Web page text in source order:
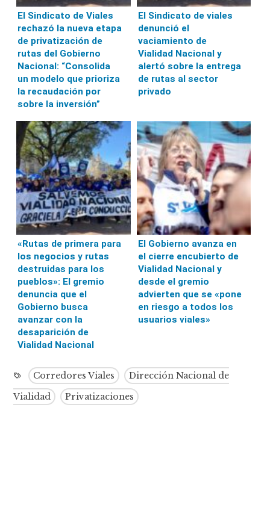
El Sindicato de Viales
rechazó la nueva etapa
de privatización de
rutas del Gobierno
Nacional: “Consolida
un modelo que prioriza
la recaudación por
sobre la inversión”
El Sindicato de viales
denunció el
vaciamiento de
Vialidad Nacional y
alertó sobre la entrega
de rutas al sector
privado
«Rutas de primera para
los negocios y rutas
destruidas para los
pueblos»: El gremio
denuncia que el
Gobierno busca
avanzar con la
desaparición de
Vialidad Nacional
El Gobierno avanza en
el cierre encubierto de
Vialidad Nacional y
desde el gremio
advierten que se «pone
en riesgo a todos los
usuarios viales»
Corredores Viales
Dirección Nacional de
Vialidad
Privatizaciones